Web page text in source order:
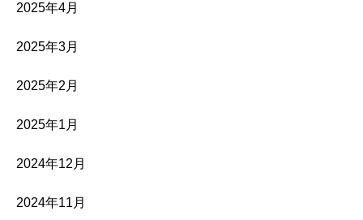
2025年4月
2025年3月
2025年2月
2025年1月
2024年12月
2024年11月